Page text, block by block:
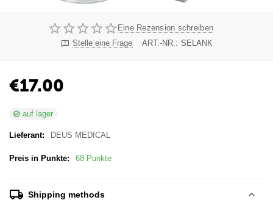
Eine Rezension schreiben
Stelle eine Frage
ART.-NR.: SELANK
€17.00
auf lager
Lieferant: DEUS MEDICAL
Preis in Punkte: 68 Punkte
Shipping methods